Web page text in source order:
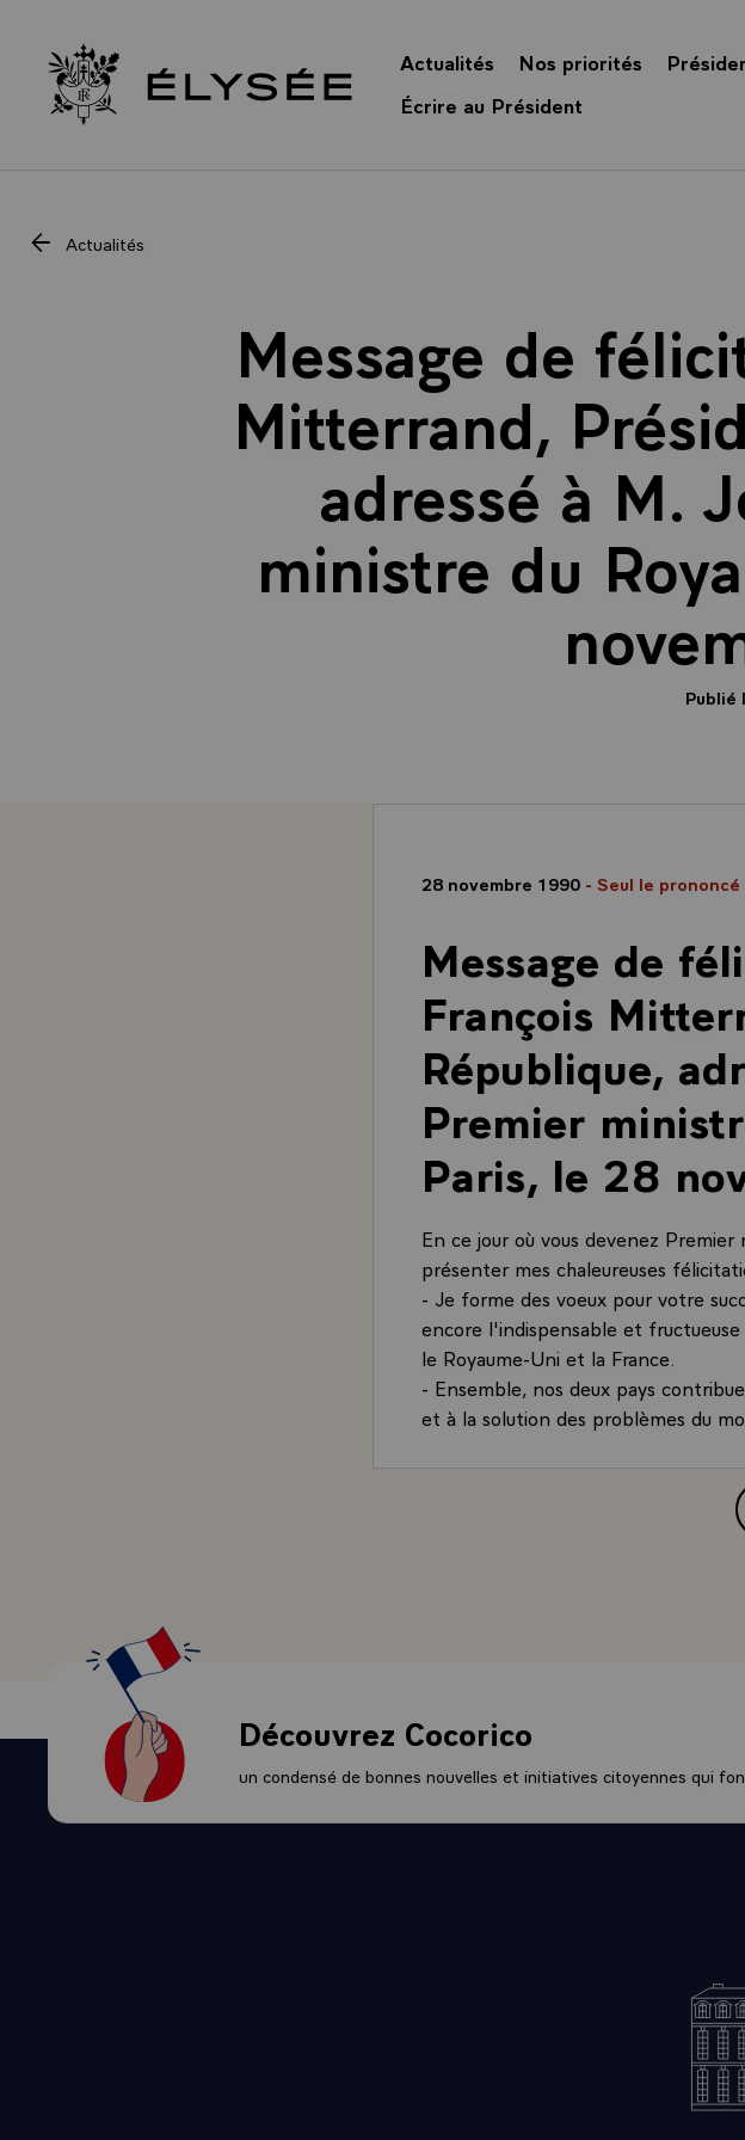
Retour à l’accueil Élysée
Actualités Nos priorités
Écrire au Président
Actualités
Message de
Mitterrand,
adressé à M.
ministre du
Publié
28 novembre 1990 - Seul le
Message de
François
République,
Premier
Paris, le 28
En ce jour où vous devenez
présenter mes chaleureuses
- Je forme des voeux pour votre
encore l'indispensable et
le Royaume-Uni et la France.
- Ensemble, nos deux pays
et à la solution des problèmes du
Découvrez Cocorico
un condensé de bonnes nouvelles et initiatives citoyennes qui